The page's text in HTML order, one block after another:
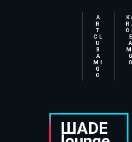
A
R
T
CL
U
B
A
MI
G
O
E
A
G
O
ШАDE